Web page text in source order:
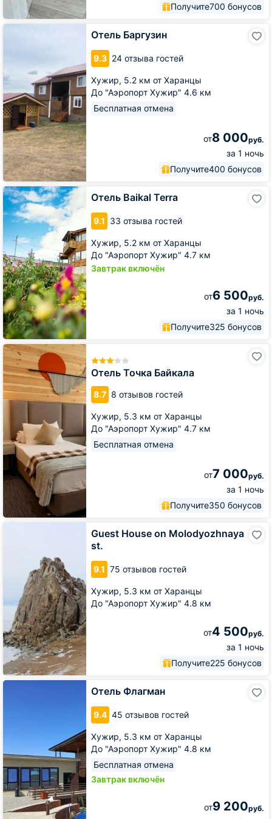
Получите700 бонусов
Отель Баргузин
9.3 24 отзыва гостей
Хужир, 5.2 км от Харанцы
До "Аэропорт Хужир" 4.6 км
Бесплатная отмена
от8 000руб.
за 1 ночь
Получите400 бонусов
Отель
Отель Baikal Terra
9.1 33 отзыва гостей
Хужир, 5.2 км от Харанцы
До "Аэропорт Хужир" 4.7 км
Завтрак включён
от6 500руб.
за 1 ночь
Получите325 бонусов
Отель
Baikal
Terra
Отель Точка Байкала
8.7 8 отзывов гостей
Хужир, 5.3 км от Харанцы
До "Аэропорт Хужир" 4.7 км
Бесплатная отмена
от7 000руб.
за 1 ночь
Получите350 бонусов
Отель
Точка
Байкала
Guest House on Molodyozhnaya
st.
9.1 75 отзывов гостей
Хужир, 5.3 км от Харанцы
До "Аэропорт Хужир" 4.8 км
от4 500руб.
за 1 ночь
Получите225 бонусов
Molodyozhnaya
Отель Флагман
9.4 45 отзывов гостей
Хужир, 5.3 км от Харанцы
До "Аэропорт Хужир" 4.8 км
Бесплатная отмена
Завтрак включён
от9 200руб.
Отель